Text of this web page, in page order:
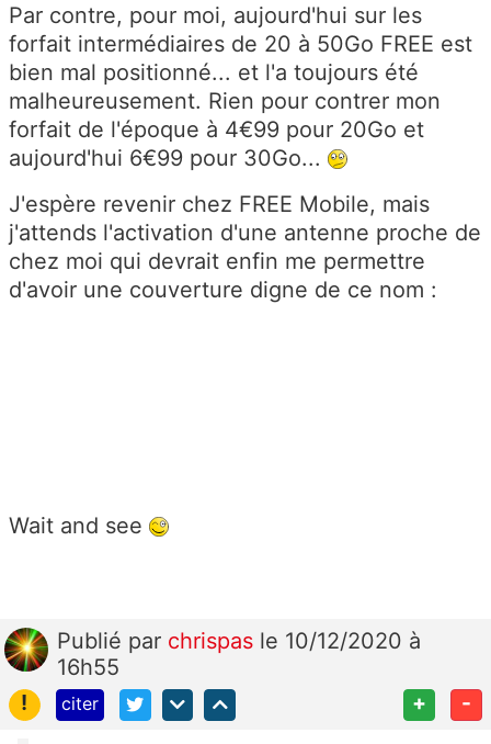
Par contre, pour moi, aujourd'hui sur les
forfait intermédiaires de 20 à 50Go FREE est
bien mal positionné... et l'a toujours été
malheureusement. Rien pour contrer mon
forfait de l'époque à 4€99 pour 20Go et
aujourd'hui 6€99 pour 30Go...
J'espère revenir chez FREE Mobile, mais
j'attends l'activation d'une antenne proche de
chez moi qui devrait enfin me permettre
d'avoir une couverture digne de ce nom :
Wait and see
Publié par chrispas le 10/12/2020 à
16h55
!
citer + -